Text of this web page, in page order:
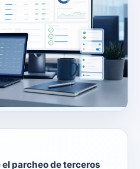
parcheo de terceros